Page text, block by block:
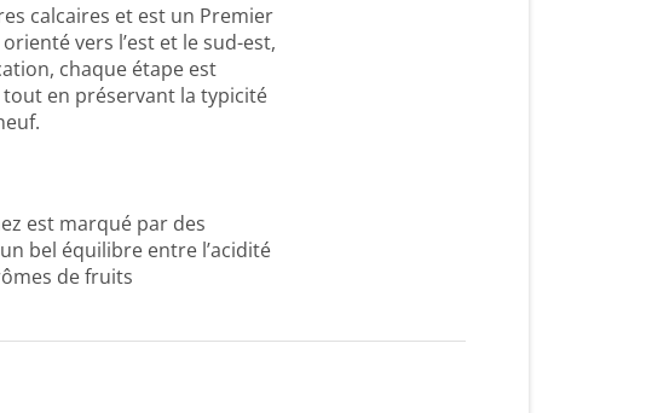
calcaires et est un Premier
vers l’est et le sud-est,
chaque étape est
en préservant la typicité
est marqué par des
bel équilibre entre l’acidité
de fruits